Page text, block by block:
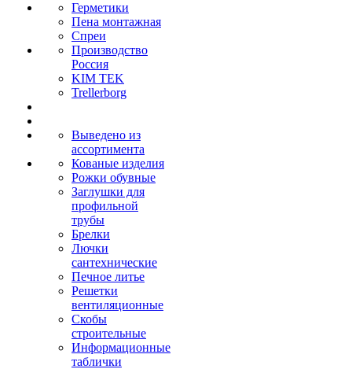
Герметики
Пена монтажная
Спреи
Производство
Россия
KIM TEK
Trellerborg
Выведено из
ассортимента
Кованые изделия
Рожки обувные
Заглушки для
профильной
трубы
Брелки
Лючки
сантехнические
Печное литье
Решетки
вентиляционные
Скобы
строительные
Информационные
таблички